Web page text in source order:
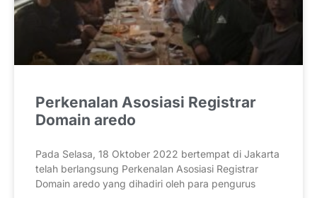
Perkenalan Asosiasi Registrar
Domain aredo
Pada Selasa, 18 Oktober 2022 bertempat di Jakarta
telah berlangsung Perkenalan Asosiasi Registrar
Domain aredo yang dihadiri oleh para pengurus